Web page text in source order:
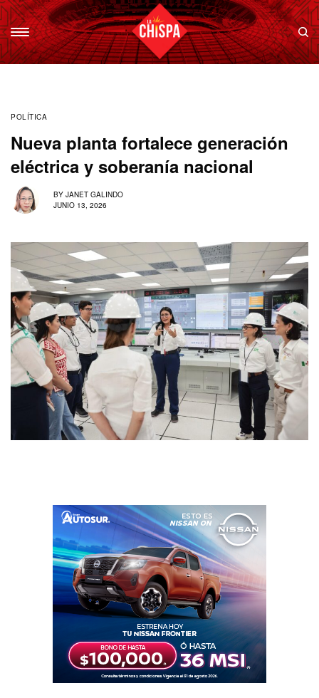
POLÍTICA
Nueva planta fortalece generación
eléctrica y soberanía nacional
BY JANET GALINDO
JUNIO 13, 2026